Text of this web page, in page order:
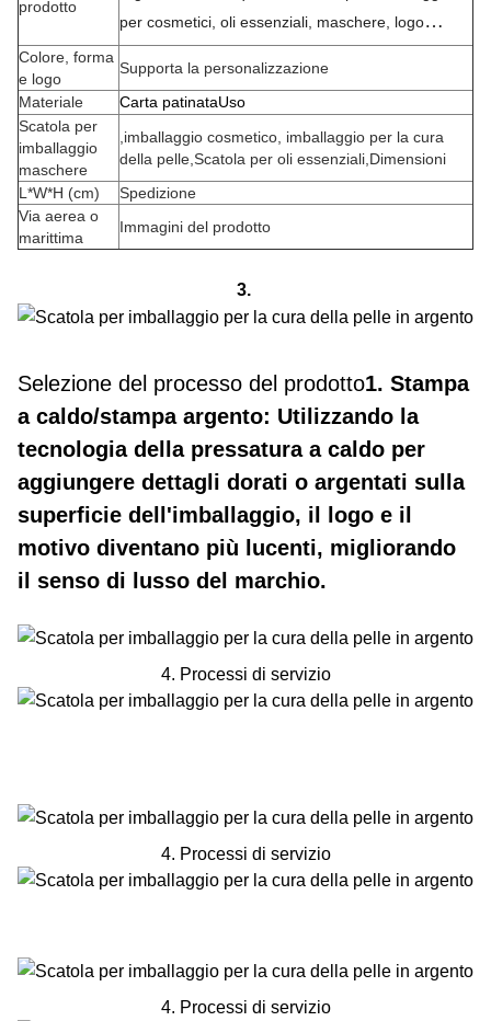
prodotto
per cosmetici, oli essenziali, maschere, logo
stampato
Colore, forma
e logo
Supporta la personalizzazione
Materiale
Carta patinataUso
Scatola per
imballaggio
maschere
,imballaggio cosmetico, imballaggio per la cura
della pelle, Scatola per oli essenziali, Dimensioni
L*W*H (cm)
Spedizione
Via aerea o
marittima
Immagini del prodotto
3.
Selezione del processo del prodotto1. Stampa
a caldo/stampa argento: Utilizzando la
tecnologia della pressatura a caldo per
aggiungere dettagli dorati o argentati sulla
superficie dell'imballaggio, il logo e il
motivo diventano più lucenti, migliorando
il senso di lusso del marchio.
4. Processi di servizio
4. Processi di servizio
4. Processi di servizio